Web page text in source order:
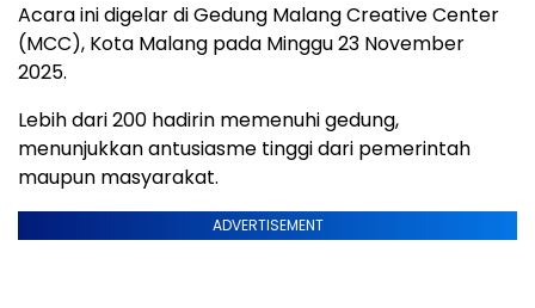
Acara ini digelar di Gedung Malang Creative Center
(MCC), Kota Malang pada Minggu 23 November
2025.
Lebih dari 200 hadirin memenuhi gedung,
menunjukkan antusiasme tinggi dari pemerintah
maupun masyarakat.
ADVERTISEMENT